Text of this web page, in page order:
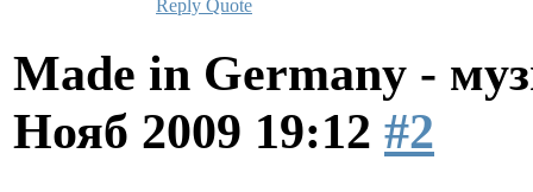
Reply Quote
Made in Germany -
Нояб 2009 19:12 #2